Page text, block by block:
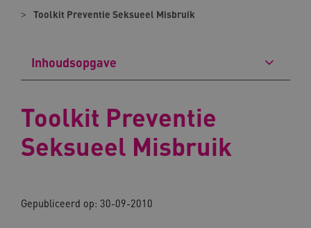
Toolkit Preventie Seksueel Misbruik
Inhoudsopgave
Toolkit Preventie
Seksueel Misbruik
Gepubliceerd op: 30-09-2010